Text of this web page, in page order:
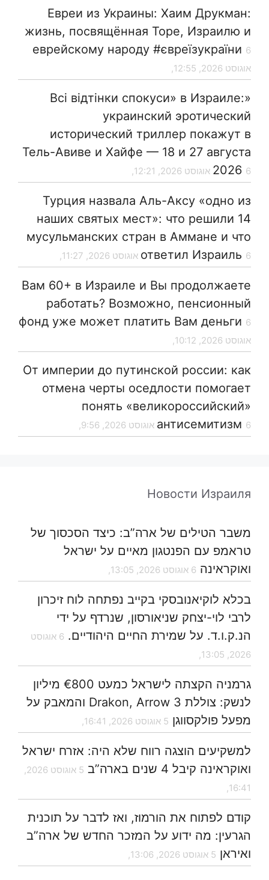
Евреи из Украины: Хаим Друкман:
жизнь, посвящённая Торе, Израилю и
еврейскому народу #євреїзукраїни 6
אוגוסט 2026, 12:55,
«Всі відтінки спокуси» в Израиле:
украинский эротический
исторический триллер покажут в
Тель-Авиве и Хайфе — 18 и 27 августа
2026 6 אוגוסט 2026, 12:21,
Турция назвала Аль-Аксу «одно из
наших святых мест»: что решили 14
мусульманских стран в Аммане и что
ответил Израиль 6 אוגוסט 2026, 11:27,
Вам 60+ в Израиле и Вы продолжаете
работать? Возможно, пенсионный
фонд уже может платить Вам деньги 6
אוגוסט 2026, 10:12,
От империи до путинской россии: как
отмена черты оседлости помогает
понять «великороссийский»
антисемитизм 6 אוגוסט 2026, 9:56,
Новости Израиля
משבר הטילים של ארה”ב: כיצד הסכסוך של
טראמפ עם הפנטגון מאיים על ישראל
ואוקראינה 6 אוגוסט 2026, 13:05,
בכלא לוקיאנובסקי בקייב נפתחה לוח זיכרון
לרבי לוי-יצחק שניאורסון, שנרדף על ידי
הנ.ק.ו.ד. על שמירת החיים היהודיים.
6 אוגוסט
2026, 13:05,
גרמניה הקצתה לישראל כמעט €800 מיליון
לנשק: צוללת Drakon, Arrow 3 והמאבק על
מפעל פולקסווגן 5 אוגוסט 2026, 16:41,
למשקיעים הוצגה רווח שלא היה: אזרח ישראל
ואוקראינה קיבל 4 שנים בארה”ב
5 אוגוסט 2026,
16:41,
קודם לפתוח את הורמוז, ואז לדבר על תוכנית
הגרעין: מה ידוע על המזכר החדש של ארה”ב
ואיראן 5 אוגוסט 2026, 13:06,